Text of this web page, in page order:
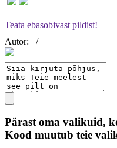
Teata ebasobivast pildist!
Autor:
/
Pärast oma valikuid,
Kood muutub teie